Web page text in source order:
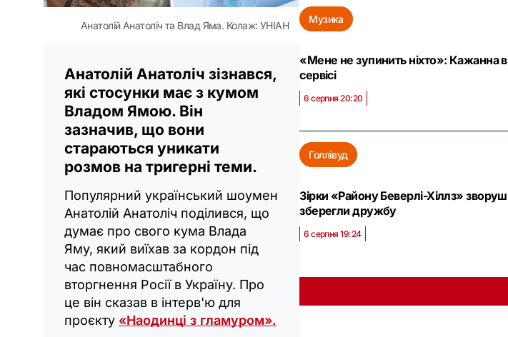
Анатолій Анатоліч та Влад Яма. Колаж: УНІАН
Анатолій Анатоліч зізнався,
які стосунки має з кумом
Владом Ямою. Він
зазначив, що вони
стараються уникати
розмов на тригерні теми.
Популярний український шоумен
Анатолій Анатоліч поділився, що
думає про свого кума Влада
Яму, який виїхав за кордон під
час повномасштабного
вторгнення Росії в Україну. Про
це він сказав в інтерв'ю для
проєкту «Наодинці з гламуром».
Музика
«Мене не зупинить ніхто»: Кажанна
сервісі
6 серпня 20:20
Голлівуд
Зірки «Району Беверлі-Хіллз»
зберегли дружбу
6 серпня 19:24